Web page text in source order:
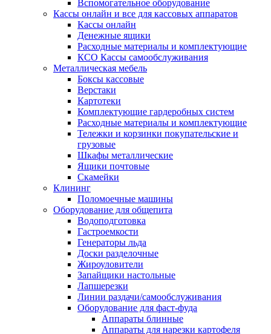
Вспомогательное оборудование
Кассы онлайн и все для кассовых аппаратов
Кассы онлайн
Денежные ящики
Расходные материалы и комплектующие
КСО Кассы самообслуживания
Металлическая мебель
Боксы кассовые
Верстаки
Картотеки
Комплектующие гардеробных систем
Расходные материалы и комплектующие
Тележки и корзинки покупательские и
грузовые
Шкафы металлические
Ящики почтовые
Скамейки
Клининг
Поломоечные машины
Оборудование для общепита
Водоподготовка
Гастроемкости
Генераторы льда
Доски разделочные
Жироуловители
Запайщики настольные
Лапшерезки
Линии раздачи/самообслуживания
Оборудование для фаст-фуда
Аппараты блинные
Аппараты для нарезки картофеля